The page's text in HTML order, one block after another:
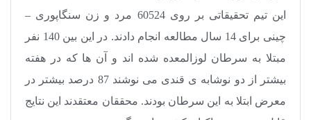
این تیم تحقیقاتی بر روی 60524 مرد و زن سنگاپوری –
چینی برای 14 سال مطالعه انجام دادند. در این بین 140 نفر
مبتلا به سرطان لوزالمعده شده ‌اند و آن‌ ها که در هفته
بیشتر از دو نوشابه ی قندی می ‌نوشند 87 درصد بیشتر در
معرض ابتلا به این سرطان بودند. محققان معتقدند این نتایج